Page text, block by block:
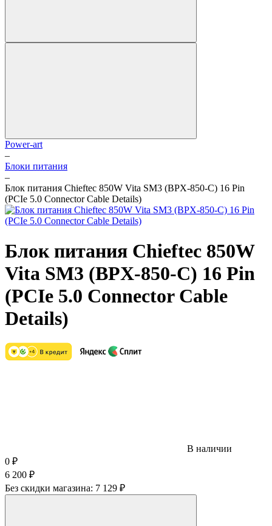
Power-art
–
Блоки питания
–
Блок питания Chieftec 850W Vita SM3 (BPX-850-C) 16 Pin
(PCIe 5.0 Connector Cable Details)
Блок питания Chieftec 850W
Vita SM3 (BPX-850-C) 16 Pin
(PCIe 5.0 Connector Cable
Details)
В наличии
0 ₽
6 200 ₽
Без скидки магазина: 7 129 ₽